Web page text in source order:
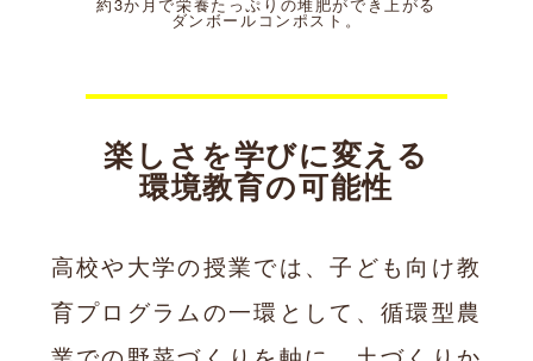
ダンボールコンポスト。
楽しさを学びに変える
環境教育の可能性
高校や大学の授業では、子ども向け教
育プログラムの一環として、循環型農